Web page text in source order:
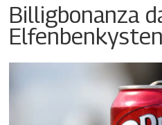
Billigbonanza
Elfenbenkysten